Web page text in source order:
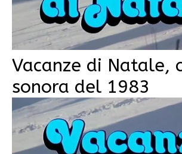
Vacanze di Natale,
sonora del 1983